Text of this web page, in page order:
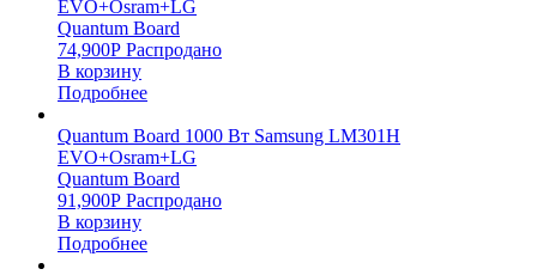
EVO+Osram+LG
Quantum Board
74,900Р Распродано
В корзину
Подробнее
Quantum Board 1000 Вт Samsung LM301H
EVO+Osram+LG
Quantum Board
91,900Р Распродано
В корзину
Подробнее